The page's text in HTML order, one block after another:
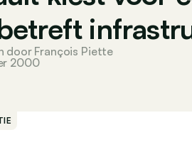
door François Piette
2000